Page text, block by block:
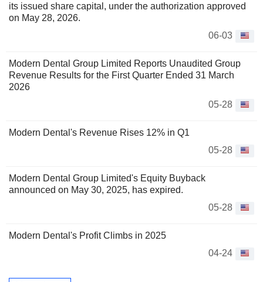
its issued share capital, under the authorization approved
on May 28, 2026.
06-03
Modern Dental Group Limited Reports Unaudited Group
Revenue Results for the First Quarter Ended 31 March
2026
05-28
Modern Dental's Revenue Rises 12% in Q1
05-28
Modern Dental Group Limited's Equity Buyback
announced on May 30, 2025, has expired.
05-28
Modern Dental's Profit Climbs in 2025
04-24